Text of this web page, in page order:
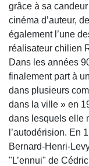
grâce à sa
cinéma d’auteur,
également l’une
réalisateur chilien
Dans les années
finalement part à
dans plusieurs
dans la ville » en
dans lesquels elle
l’autodérision. En
Bernard-Henri-
"L’ennui" de